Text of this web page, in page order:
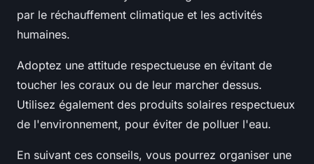
par le réchauffement climatique et les activités
humaines.
Adoptez une attitude respectueuse en évitant de
toucher les coraux ou de leur marcher dessus.
Utilisez également des produits solaires respectueux
de l'environnement, pour éviter de polluer l'eau.
En suivant ces conseils, vous pourrez organiser une